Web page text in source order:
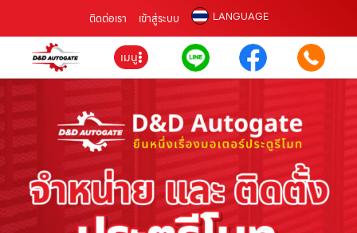
ติดต่อเรา เข้าสู่ระบบ LANGUAGE
เมนู